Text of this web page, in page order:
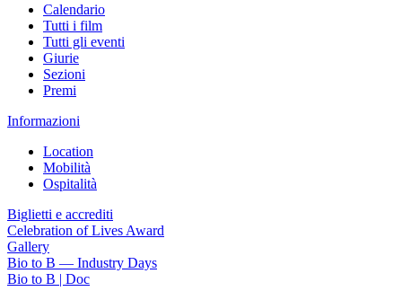
Calendario
Tutti i film
Tutti gli eventi
Giurie
Sezioni
Premi
Informazioni
Location
Mobilità
Ospitalità
Biglietti e accrediti
Celebration of Lives Award
Gallery
Bio to B — Industry Days
Bio to B | Doc